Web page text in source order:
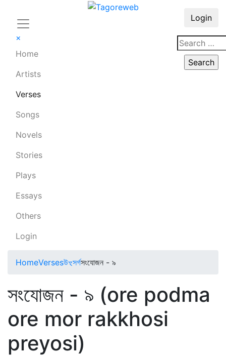
×
Home
Artists
Verses
Songs
Novels
Stories
Plays
Essays
Others
Login
Login
HomeVersesউৼসর্গসংযোজন - ৯
সংযোজন - ৯ (ore podma
ore mor rakkhosi
preyosi)